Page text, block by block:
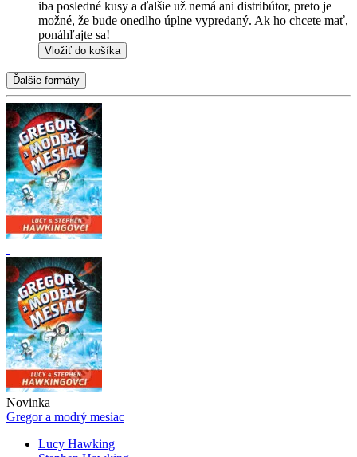
iba posledné kusy a ďalšie už nemá ani distribútor, preto je
možné, že bude onedlho úplne vypredaný. Ak ho chcete mať,
ponáhľajte sa!
Vložiť do košíka
Ďalšie formáty
Novinka
Gregor a modrý mesiac
Lucy Hawking